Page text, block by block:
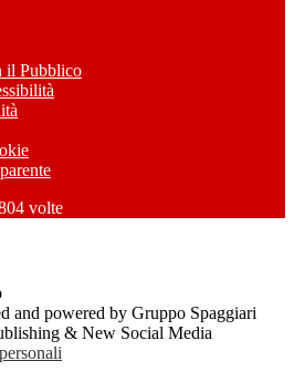
il Pubblico
volte
and powered by Gruppo Spaggiari
& New Social Media